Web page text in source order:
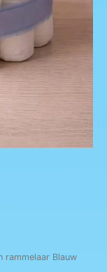
rammelaar Blauw